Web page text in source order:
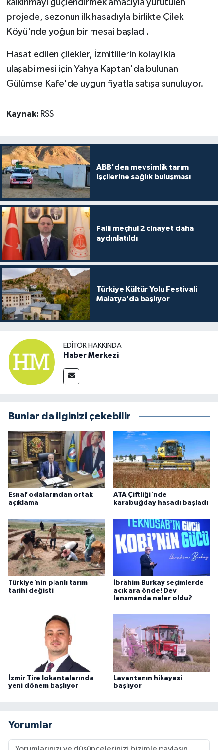
kalkınmayı güçlendirmek amacıyla yürütülen
projede, sezonun ilk hasadıyla birlikte Çilek
Köyü'nde yoğun bir mesai başladı.
Hasat edilen çilekler, İzmitlilerin kolaylıkla
ulaşabilmesi için Yahya Kaptan'da bulunan
Gülümse Kafe'de uygun fiyatla satışa sunuluyor.
Kaynak: RSS
ABB'den mevsimlik tarım
işçilerine sağlık buluşması
Faili meçhul 2 cinayet daha
aydınlatıldı
Türkiye Kültür Yolu Festivali
Malatya'da başlıyor
EDITÖR HAKKINDA
Haber Merkezi
Bunlar da ilginizi çekebilir
Esnaf odalarından ortak
açıklama
ATA Çiftliği'nde
karabuğday hasadı başladı
Türkiye'nin planlı tarım
tarihi değişti
İbrahim Burkay seçimlerde
açık ara önde! Dev
lansmanda neler oldu?
İzmir Tire lokantalarında
yeni dönem başlıyor
Lavantanın hikayesi
başlıyor
Yorumlar